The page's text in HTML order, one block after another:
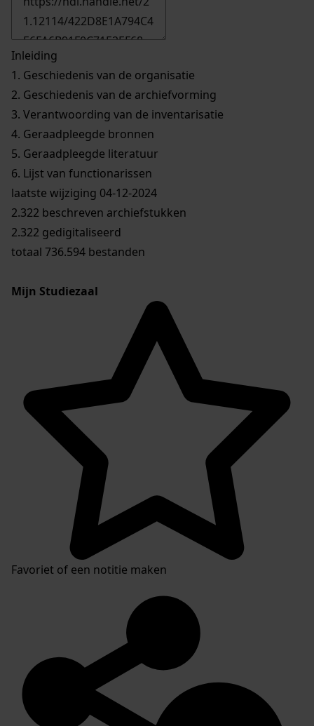
Inleiding
1. Geschiedenis van de organisatie
2. Geschiedenis van de archiefvorming
3. Verantwoording van de inventarisatie
4. Geraadpleegde bronnen
5. Geraadpleegde literatuur
6. Lijst van functionarissen
laatste wijziging 04-12-2024
2.322 beschreven archiefstukken
2.322 gedigitaliseerd
totaal 736.594 bestanden
Mijn Studiezaal
Favoriet of een notitie maken